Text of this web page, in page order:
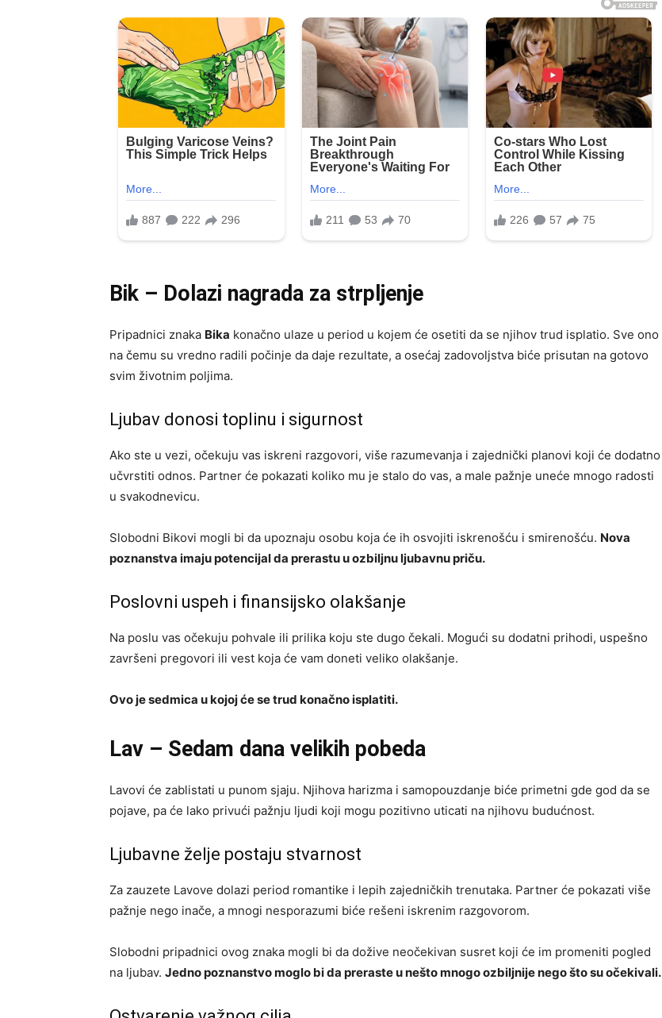
Bik – Dolazi nagrada za strpljenje
Pripadnici znaka Bika konačno ulaze u period u kojem će osetiti da se njihov trud isplatio. Sve ono
na čemu su vredno radili počinje da daje rezultate, a osećaj zadovoljstva biće prisutan na gotovo
svim životnim poljima.
Ljubav donosi toplinu i sigurnost
Ako ste u vezi, očekuju vas iskreni razgovori, više razumevanja i zajednički planovi koji će dodatno
učvrstiti odnos. Partner će pokazati koliko mu je stalo do vas, a male pažnje uneće mnogo radosti
u svakodnevicu.
Slobodni Bikovi mogli bi da upoznaju osobu koja će ih osvojiti iskrenošću i smirenošću. Nova
poznanstva imaju potencijal da prerastu u ozbiljnu ljubavnu priču.
Poslovni uspeh i finansijsko olakšanje
Na poslu vas očekuju pohvale ili prilika koju ste dugo čekali. Mogući su dodatni prihodi, uspešno
završeni pregovori ili vest koja će vam doneti veliko olakšanje.
Ovo je sedmica u kojoj će se trud konačno isplatiti.
Lav – Sedam dana velikih pobeda
Lavovi će zablistati u punom sjaju. Njihova harizma i samopouzdanje biće primetni gde god da se
pojave, pa će lako privući pažnju ljudi koji mogu pozitivno uticati na njihovu budućnost.
Ljubavne želje postaju stvarnost
Za zauzete Lavove dolazi period romantike i lepih zajedničkih trenutaka. Partner će pokazati više
pažnje nego inače, a mnogi nesporazumi biće rešeni iskrenim razgovorom.
Slobodni pripadnici ovog znaka mogli bi da dožive neočekivan susret koji će im promeniti pogled
na ljubav. Jedno poznanstvo moglo bi da preraste u nešto mnogo ozbiljnije nego što su očekivali.